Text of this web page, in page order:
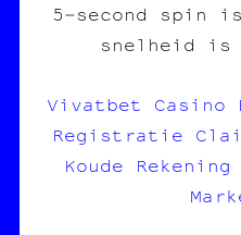
5‑second spin
snelheid
Vivatbet Casino
Registratie
Koude